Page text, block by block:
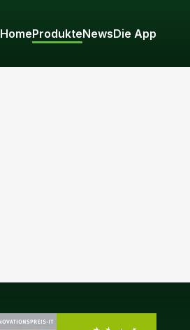
HomeProdukteNewsDie App